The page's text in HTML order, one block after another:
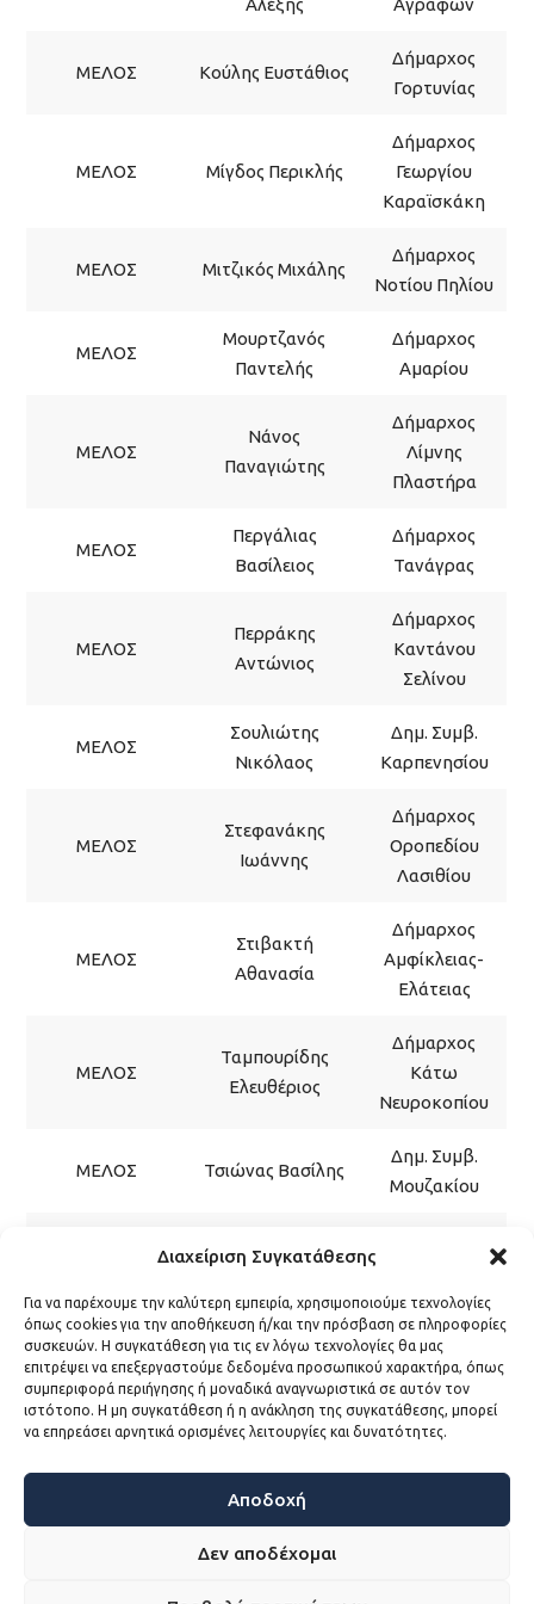
Διαχείριση Συγκατάθεσης
Για να παρέχουμε την καλύτερη εμπειρία, χρησιμοποιούμε τεχνολογίες
όπως cookies για την αποθήκευση ή/και την πρόσβαση σε πληροφορίες
συσκευών. Η συγκατάθεση για τις εν λόγω τεχνολογίες θα μας
επιτρέψει να επεξεργαστούμε δεδομένα προσωπικού χαρακτήρα, όπως
συμπεριφορά περιήγησης ή μοναδικά αναγνωριστικά σε αυτόν τον
ιστότοπο. Η μη συγκατάθεση ή η ανάκληση της συγκατάθεσης, μπορεί
να επηρεάσει αρνητικά ορισμένες λειτουργίες και δυνατότητες.
Αποδοχή
Δεν αποδέχομαι
ΜΕΛΟΣ Κούλης Ευστάθιος
Δήμαρχος
Γορτυνίας
ΜΕΛΟΣ Μίγδος Περικλής
Δήμαρχος
Γεωργίου
Καραϊσκάκη
ΜΕΛΟΣ Μιτζικός Μιχάλης
Δήμαρχος
Νοτίου Πηλίου
ΜΕΛΟΣ
Μουρτζανός
Παντελής
Δήμαρχος
Αμαρίου
ΜΕΛΟΣ
Νάνος
Παναγιώτης
Δήμαρχος
Λίμνης
Πλαστήρα
ΜΕΛΟΣ
Περγάλιας
Βασίλειος
Δήμαρχος
Τανάγρας
ΜΕΛΟΣ
Περράκης
Αντώνιος
Δήμαρχος
Καντάνου
Σελίνου
ΜΕΛΟΣ
Σουλιώτης
Νικόλαος
Δημ. Συμβ.
Καρπενησίου
ΜΕΛΟΣ
Στεφανάκης
Ιωάννης
Δήμαρχος
Οροπεδίου
Λασιθίου
ΜΕΛΟΣ
Στιβακτή
Αθανασία
Δήμαρχος
Αμφίκλειας-
Ελάτειας
ΜΕΛΟΣ
Ταμπουρίδης
Ελευθέριος
Δήμαρχος
Κάτω
Νευροκοπίου
ΜΕΛΟΣ Τσιώνας Βασίλης
Δημ. Συμβ.
Μουζακίου
Κωνσταντίνος
ΜΕΛΟΣ Χατζής Γεώργιος
Δήμαρχος
Μακρακώμης
ΜΕΛΟΣ
Χατζηγιάννογλου
Ρωμύλος
Δήμαρχος
Διδυμότειχου